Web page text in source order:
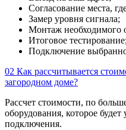
Согласование места,
Замер уровня сигнала;
Монтаж необходимого
Итоговое тестирование;
Подключение
02 Как рассчитывается
загородном доме?
Рассчет стоимости, по
оборудования, которое
подключения.